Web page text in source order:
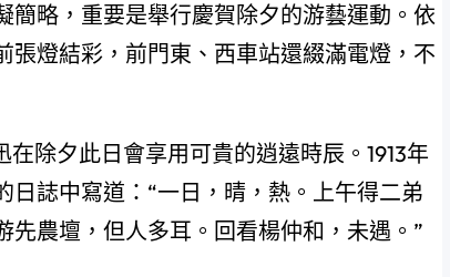
略，重要是舉行慶賀除夕的游藝運動。依
燈結彩，前門東、西車站還綴滿電燈，不
除夕此日會享用可貴的逍遠時辰。1913年
誌中寫道：“一日，晴，熱。上午得二弟
農壇，但人多耳。回看楊仲和，未遇。”